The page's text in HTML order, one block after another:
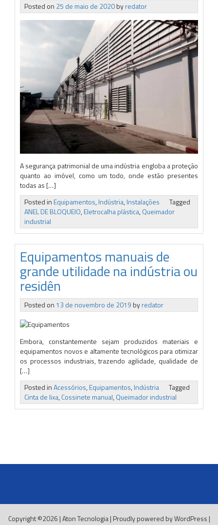
Posted on 25 de maio de 2020byredator
A segurança patrimonial de uma indústria engloba a proteção
quanto ao imóvel, como um todo, onde estão presentes
todas as […]
Posted inEquipamentos,Indústria,Instalações
Tagged
ANEL DE BLOQUEIO,Eletrocalha plástica,Queimador
industrial
Equipamentos manuais de
grande utilidade na indústria ou
residên
Posted on 13 de novembro de 2019byredator
Embora, constantemente sejam produzidos materiais e
equipamentos novos e altamente tecnológicos para otimizar
os processos industriais, trazendo agilidade, qualidade de
[…]
Posted inAcessórios,Equipamentos,Indústria
Tagged
Cinta de lixa,Cossinete manual,Queimador industrial
Copyright ©2026 |Aton Tecnologia | Proudly powered by WordPress |